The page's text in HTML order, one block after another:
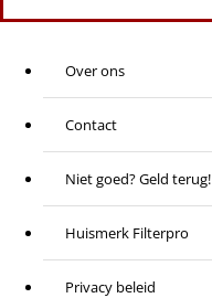
Over ons
Contact
Niet goed? Geld terug!
Huismerk Filterpro
Privacy beleid